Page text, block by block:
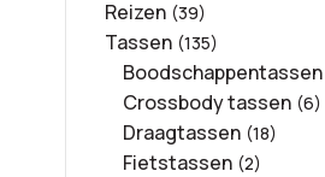
Reizen (39)
Tassen (135)
Boodschappentassen
Crossbody tassen (6)
Draagtassen (18)
Fietstassen (2)